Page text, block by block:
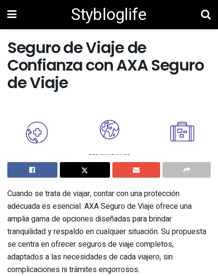
Stybloglife
Seguro de Viaje de
Confianza con AXA Seguro
de Viaje
Cuando se trata de viajar, contar con una protección
adecuada es esencial. AXA Seguro de Viaje ofrece una
amplia gama de opciones diseñadas para brindar
tranquilidad y respaldo en cualquier situación. Su propuesta
se centra en ofrecer seguros de viaje completos,
adaptados a las necesidades de cada viajero, sin
complicaciones ni trámites engorrosos.